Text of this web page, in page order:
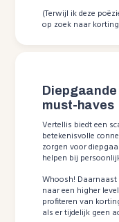
(Terwijl ik deze
op zoek naar
must-haves
Vertellis biedt een
betekenisvolle
zorgen voor
helpen bij
Whoosh!
naar een higher
profiteren van
als er tijdelijk geen